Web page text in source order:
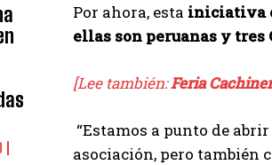
Por ahora, esta iniciativa
ellas son peruanas y tres
[Lee también:Feria
“Estamos a punto de abrir
asociación, pero también